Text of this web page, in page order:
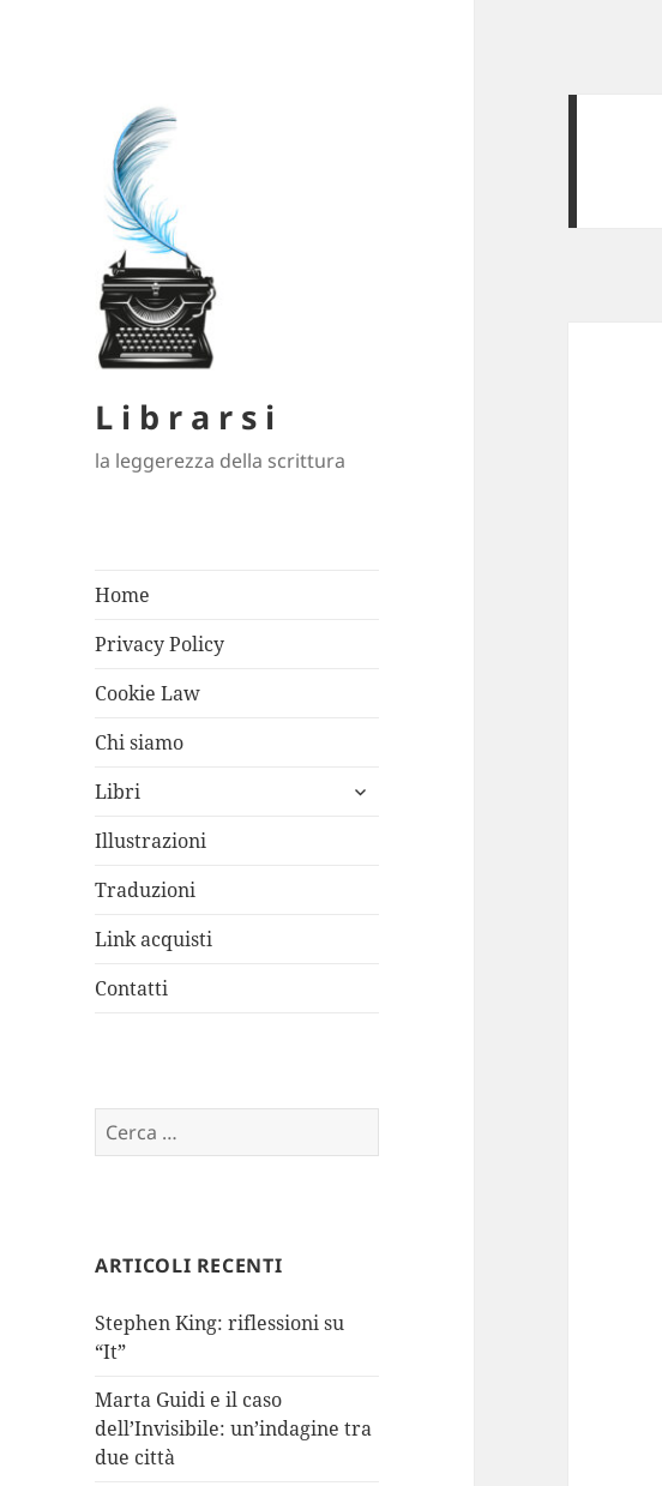
L i b r a r s i
la leggerezza della scrittura
Home
Privacy Policy
Cookie Law
Chi siamo
Libri
apri
Illustrazioni
Traduzioni
Link acquisti
Contatti
Ricerca
per:
ARTICOLI RECENTI
Stephen King: riflessioni su
“It”
Marta Guidi e il caso
dell’Invisibile: un’indagine tra
due città